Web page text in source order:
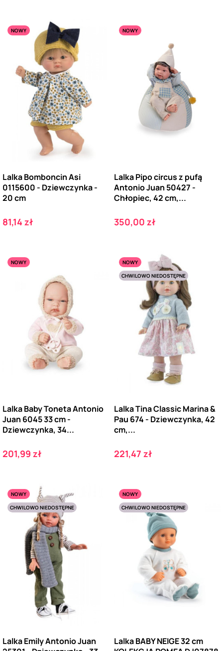
NOWY
Lalka Bomboncin Asi
0115600 - Dziewczynka -
20 cm
Cena
81,14 zł
NOWY
Lalka Pipo circus z pufą
Antonio Juan 50427 -
Chłopiec, 42 cm,...
Cena
350,00 zł
NOWY
Lalka Baby Toneta Antonio
Juan 6045 33 cm -
Dziewczynka, 34...
Cena
201,99 zł
NOWY
CHWILOWO NIEDOSTĘPNE
Lalka Tina Classic Marina &
Pau 674 - Dziewczynka, 42
cm,...
Cena
221,47 zł
NOWY
CHWILOWO NIEDOSTĘPNE
Lalka Emily Antonio Juan
NOWY
CHWILOWO NIEDOSTĘPNE
Lalka BABY NEIGE 32 cm